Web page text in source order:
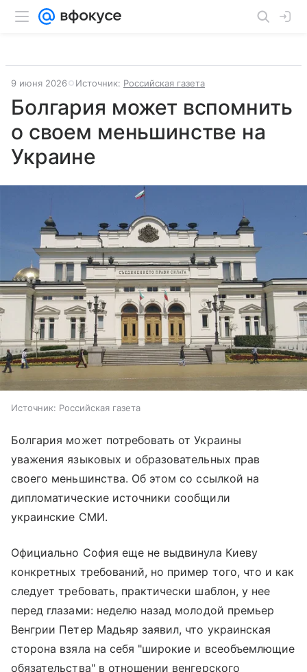
9 июня 2026 Источник: Российская газета
Болгария может вспомнить
о своем меньшинстве на
Украине
Источник: Российская газета
Болгария может потребовать от Украины
уважения языковых и образовательных прав
своего меньшинства. Об этом со ссылкой на
дипломатические источники сообщили
украинские СМИ.
Официально София еще не выдвинула Киеву
конкретных требований, но пример того, что и как
следует требовать, практически шаблон, у нее
перед глазами: неделю назад молодой премьер
Венгрии Петер Мадьяр заявил, что украинская
сторона взяла на себя "широкие и всеобъемлющие
обязательства" в отношении венгерского